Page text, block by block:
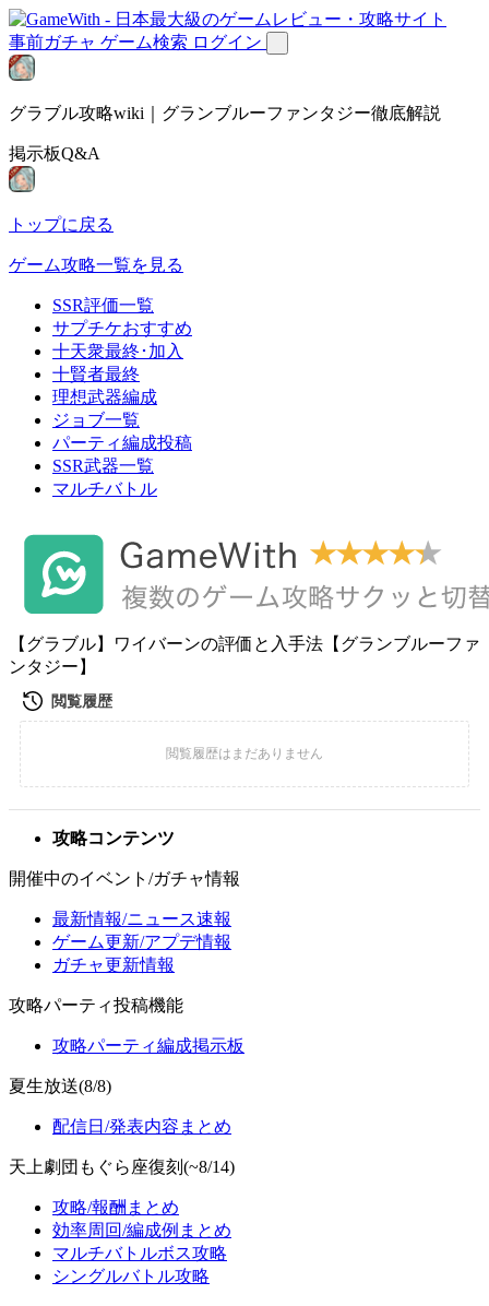
事前ガチャ ゲーム検索 ログイン
グラブル攻略wiki｜グランブルーファンタジー徹底解説
掲示板Q&A
トップに戻る
ゲーム攻略一覧を見る
SSR評価一覧
サプチケおすすめ
十天衆最終･加入
十賢者最終
理想武器編成
ジョブ一覧
パーティ編成投稿
SSR武器一覧
マルチバトル
【グラブル】ワイバーンの評価と入手法【グランブルーファ
ンタジー】
攻略コンテンツ
開催中のイベント/ガチャ情報
最新情報/ニュース速報
ゲーム更新/アプデ情報
ガチャ更新情報
攻略パーティ投稿機能
攻略パーティ編成掲示板
夏生放送(8/8)
配信日/発表内容まとめ
天上劇団もぐら座復刻(~8/14)
攻略/報酬まとめ
効率周回/編成例まとめ
マルチバトルボス攻略
シングルバトル攻略